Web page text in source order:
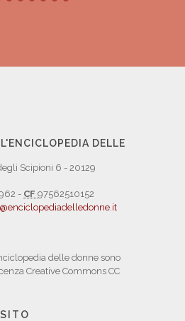
DELLE
Scipioni 6 - 20129
- CF 97562510152
delle donne sono
Creative Commons CC